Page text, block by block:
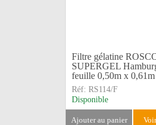
Filtre gélatine
SUPERGEL
feuille 0,50m x 0,61m
Réf: RS114/F
Disponible
ajouter au panier